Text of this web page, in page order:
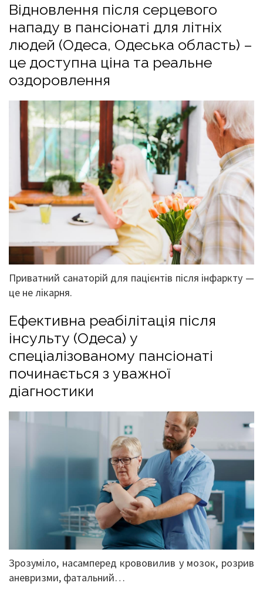
Відновлення після серцевого
нападу в пансіонаті для літніх
людей (Одеса, Одеська область) –
це доступна ціна та реальне
оздоровлення
Приватний санаторій для пацієнтів після інфаркту —
це не лікарня.
Ефективна реабілітація після
інсульту (Одеса) у
спеціалізованому пансіонаті
починається з уважної
діагностики
Зрозуміло, насамперед крововилив у мозок, розрив
аневризми, фатальний…